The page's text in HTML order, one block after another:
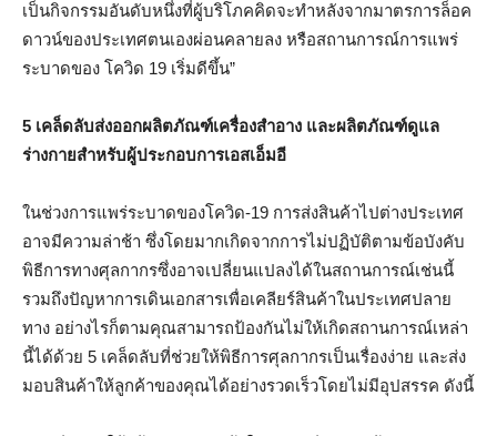
เป็นกิจกรรมอันดับหนึ่งที่ผู้บริโภคคิดจะทําหลังจากมาตรการล็อค
ดาวน์ของประเทศตนเองผ่อนคลายลง หรือสถานการณ์การแพร่
ระบาดของ โควิด 19 เริ่มดีขึ้น”
5 เคล็ดลับส่งออกผลิตภัณฑ์เครื่องสำอาง และผลิตภัณฑ์ดูแล
ร่างกายสำหรับผู้ประกอบการเอสเอ็มอี
ในช่วงการแพร่ระบาดของโควิด-19 การส่งสินค้าไปต่างประเทศ
อาจมีความล่าช้า ซึ่งโดยมากเกิดจากการไม่ปฏิบัติตามข้อบังคับ
พิธีการทางศุลกากรซึ่งอาจเปลี่ยนแปลงได้ในสถานการณ์เช่นนี้
รวมถึงปัญหาการเดินเอกสารเพื่อเคลียร์สินค้าในประเทศปลาย
ทาง อย่างไรก็ตามคุณสามารถป้องกันไม่ให้เกิดสถานการณ์เหล่า
นี้ได้ด้วย 5 เคล็ดลับที่ช่วยให้พิธีการศุลกากรเป็นเรื่องง่าย และส่ง
มอบสินค้าให้ลูกค้าของคุณได้อย่างรวดเร็วโดยไม่มีอุปสรรค ดังนี้